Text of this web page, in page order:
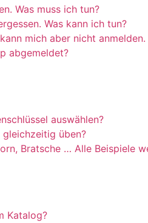
Was muss ich tun?
Was kann ich tun?
mich aber nicht anmelden.
abgemeldet?
auswählen?
gleichzeitig üben?
Bratsche … Alle Beispiele
Katalog?